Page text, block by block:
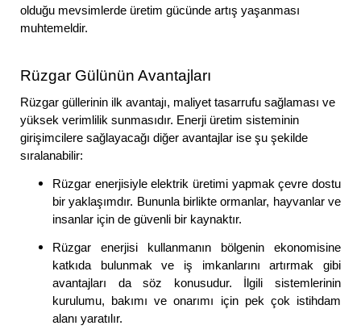
olduğu mevsimlerde üretim gücünde artış yaşanması
muhtemeldir.
Rüzgar Gülünün Avantajları
Rüzgar güllerinin ilk avantajı, maliyet tasarrufu sağlaması ve
yüksek verimlilik sunmasıdır. Enerji üretim sisteminin
girişimcilere sağlayacağı diğer avantajlar ise şu şekilde
sıralanabilir:
Rüzgar enerjisiyle elektrik üretimi yapmak çevre dostu
bir yaklaşımdır. Bununla birlikte ormanlar, hayvanlar ve
insanlar için de güvenli bir kaynaktır.
Rüzgar enerjisi kullanmanın bölgenin ekonomisine
katkıda bulunmak ve iş imkanlarını artırmak gibi
avantajları da söz konusudur. İlgili sistemlerinin
kurulumu, bakımı ve onarımı için pek çok istihdam
alanı yaratılır.